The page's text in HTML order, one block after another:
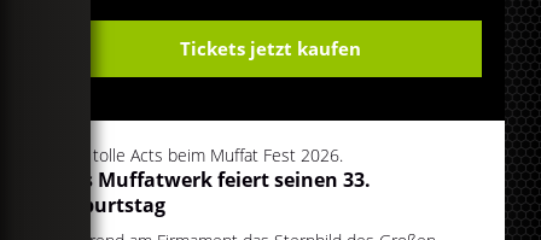
Tickets jetzt kaufen
Drei tolle Acts beim Muffat Fest 2026.
Das Muffatwerk feiert seinen 33.
Geburtstag